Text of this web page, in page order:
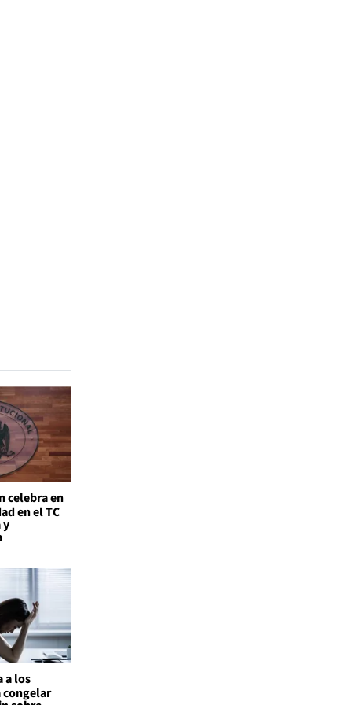
celebra en
en el TC
y
a los
congelar